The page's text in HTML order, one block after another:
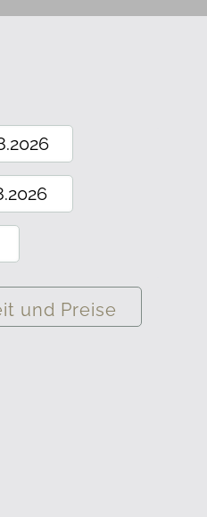
und Preise